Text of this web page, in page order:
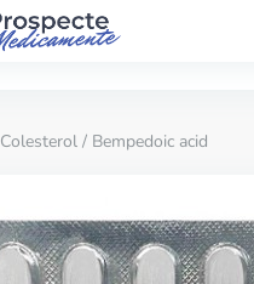
Colesterol / Bempedoic acid